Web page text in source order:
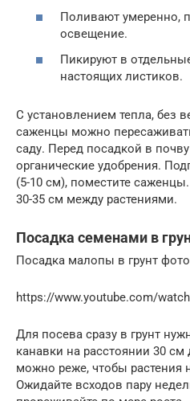
Поливают умеренно,
освещение.
Пикируют в
настоящих листиков.
С установлением тепла, без
саженцы можно
саду. Перед посадкой в
органические удобрения.
(5-10 см), поместите
30-35 см между растениями.
Посадка семенами в
Посадка малопы в грунт фото
https://www.youtube.com/
Для посева сразу в грунт
канавки на расстоянии 30 см
можно реже, чтобы растения
Ожидайте всходов пару